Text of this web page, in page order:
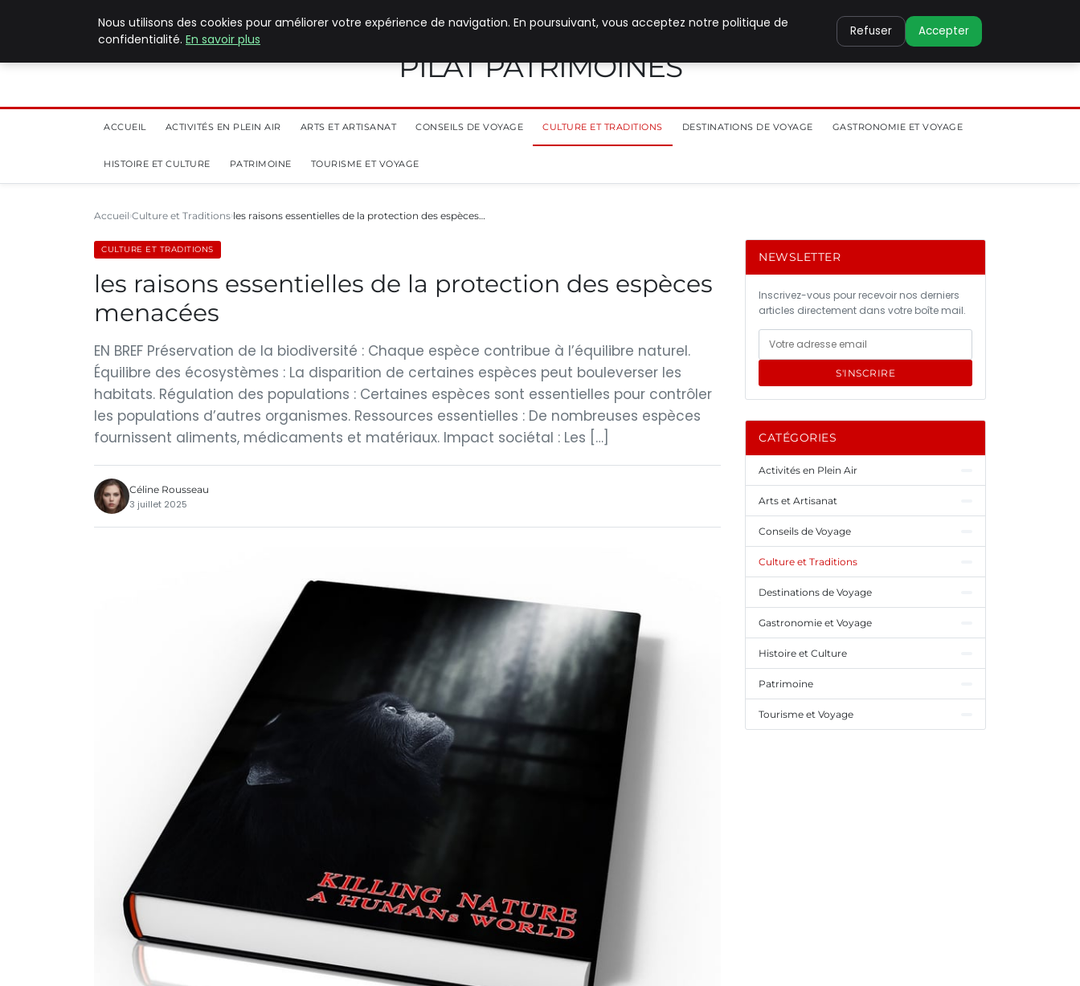
PILAT PATRIMOINES
ACCUEIL ACTIVITÉS EN PLEIN AIR ARTS ET ARTISANAT CONSEILS DE VOYAGE CULTURE ET TRADITIONS DESTINATIONS DE VOYAGE GASTRONOMIE ET VOYAGE
HISTOIRE ET CULTURE PATRIMOINE TOURISME ET VOYAGE
Accueil Culture et Traditions les raisons essentielles de la protection des espèces…
CULTURE ET TRADITIONS
les raisons essentielles de la protection des espèces
menacées
EN BREF Préservation de la biodiversité : Chaque espèce contribue à l’équilibre naturel.
Équilibre des écosystèmes : La disparition de certaines espèces peut bouleverser les
habitats. Régulation des populations : Certaines espèces sont essentielles pour contrôler
les populations d’autres organismes. Ressources essentielles : De nombreuses espèces
fournissent aliments, médicaments et matériaux. Impact sociétal : Les […]
Céline Rousseau
3 juillet 2025
NEWSLETTER
Inscrivez-vous pour recevoir nos derniers
articles directement dans votre boîte mail.
S'INSCRIRE
CATÉGORIES
Activités en Plein Air
Arts et Artisanat
Conseils de Voyage
Culture et Traditions
Destinations de Voyage
Gastronomie et Voyage
Histoire et Culture
Patrimoine
Tourisme et Voyage
Nous utilisons des cookies pour améliorer votre expérience de navigation. En poursuivant, vous acceptez notre politique de
confidentialité. En savoir plus
Refuser Accepter